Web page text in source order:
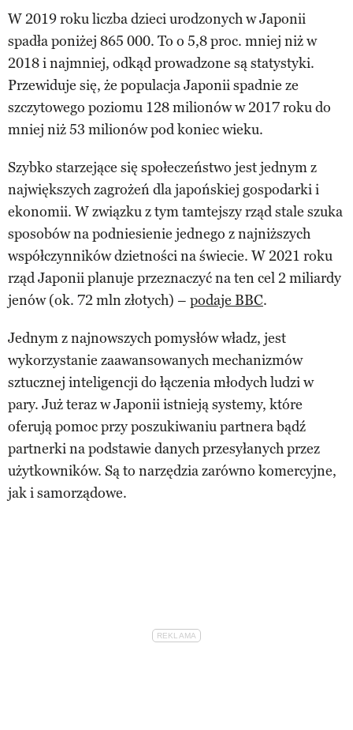
W 2019 roku liczba dzieci urodzonych w Japonii
spadła poniżej 865 000. To o 5,8 proc. mniej niż w
2018 i najmniej, odkąd prowadzone są statystyki.
Przewiduje się, że populacja Japonii spadnie ze
szczytowego poziomu 128 milionów w 2017 roku do
mniej niż 53 milionów pod koniec wieku.
Szybko starzejące się społeczeństwo jest jednym z
największych zagrożeń dla japońskiej gospodarki i
ekonomii. W związku z tym tamtejszy rząd stale szuka
sposobów na podniesienie jednego z najniższych
współczynników dzietności na świecie. W 2021 roku
rząd Japonii planuje przeznaczyć na ten cel 2 miliardy
jenów (ok. 72 mln złotych) – podaje BBC.
Jednym z najnowszych pomysłów władz, jest
wykorzystanie zaawansowanych mechanizmów
sztucznej inteligencji do łączenia młodych ludzi w
pary. Już teraz w Japonii istnieją systemy, które
oferują pomoc przy poszukiwaniu partnera bądź
partnerki na podstawie danych przesyłanych przez
użytkowników. Są to narzędzia zarówno komercyjne,
jak i samorządowe.